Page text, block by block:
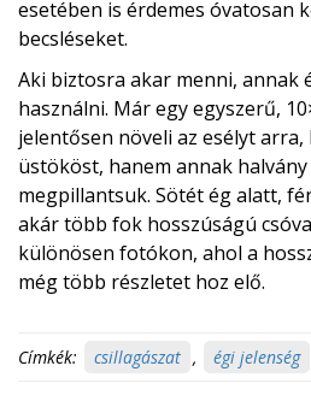
esetében is érdemes óvatosan
becsléseket.
Aki biztosra akar menni, annak
használni. Már egy egyszerű,
jelentősen növeli az esélyt arra,
üstököst, hanem annak halvány
megpillantsuk. Sötét ég alatt,
akár több fok hosszúságú
különösen fotókon, ahol a
még több részletet hoz elő.
Címkék: csillagászat , égi jelenség